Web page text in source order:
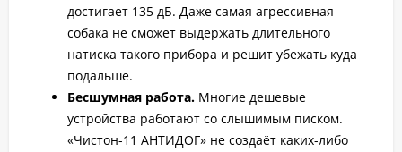
достигает 135 дБ. Даже самая агрессивная
собака не сможет выдержать длительного
натиска такого прибора и решит убежать куда
подальше.
Бесшумная работа. Многие дешевые
устройства работают со слышимым писком.
«Чистон-11 АНТИДОГ» не создаёт каких-либо